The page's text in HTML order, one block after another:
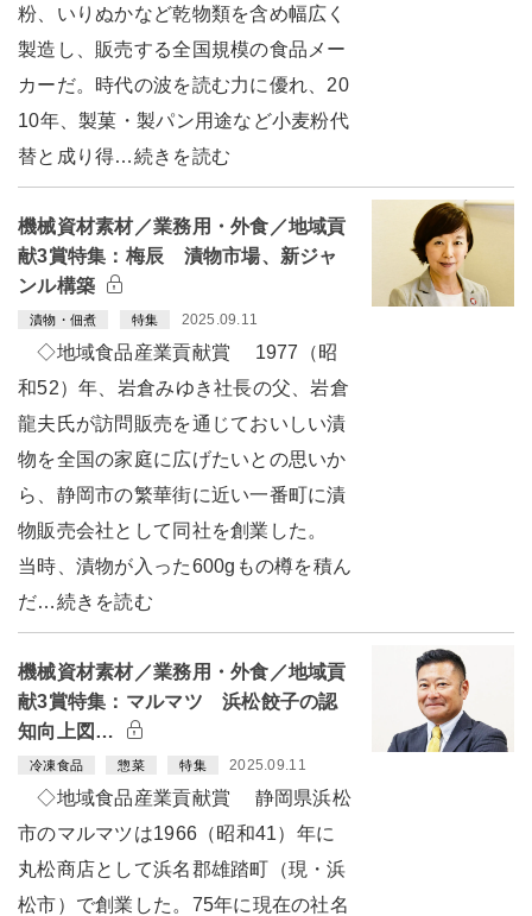
粉、いりぬかなど乾物類を含め幅広く
製造し、販売する全国規模の食品メー
カーだ。時代の波を読む力に優れ、20
10年、製菓・製パン用途など小麦粉代
替と成り得…続きを読む
機械資材素材／業務用・外食／地域貢
献3賞特集：梅辰 漬物市場、新ジャ
ンル構築
漬物・佃煮 特集 2025.09.11
◇地域食品産業貢献賞 1977（昭
和52）年、岩倉みゆき社長の父、岩倉
龍夫氏が訪問販売を通じておいしい漬
物を全国の家庭に広げたいとの思いか
ら、静岡市の繁華街に近い一番町に漬
物販売会社として同社を創業した。
当時、漬物が入った600gもの樽を積ん
だ…続きを読む
機械資材素材／業務用・外食／地域貢
献3賞特集：マルマツ 浜松餃子の認
知向上図…
冷凍食品 惣菜 特集 2025.09.11
◇地域食品産業貢献賞 静岡県浜松
市のマルマツは1966（昭和41）年に
丸松商店として浜名郡雄踏町（現・浜
松市）で創業した。75年に現在の社名